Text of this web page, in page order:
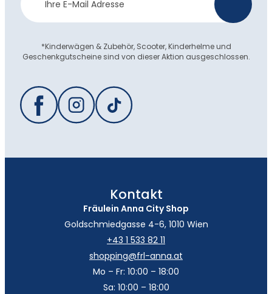
Anmeldung
*Kinderwägen & Zubehör, Scooter, Kinderhelme und
Geschenkgutscheine sind von dieser Aktion ausgeschlossen.
Kontakt
Fräulein Anna City Shop
Goldschmiedgasse 4-6, 1010 Wien
+43 1 533 82 11
shopping@frl-anna.at
Mo – Fr: 10:00 – 18:00
Sa: 10:00 – 18:00